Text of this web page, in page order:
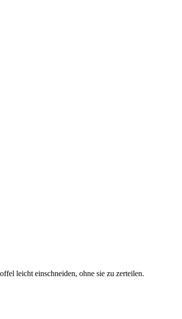
leicht einschneiden, ohne sie zu zerteilen.